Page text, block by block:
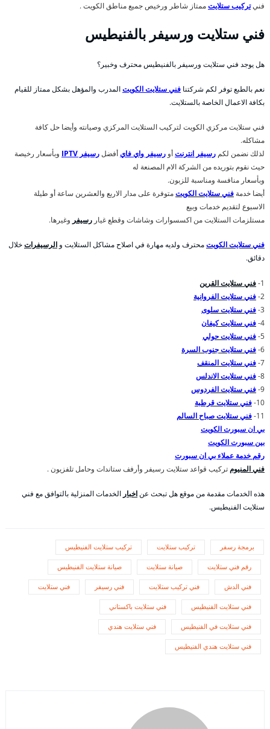
فنيتركيب ستلايتممتاز شاطر ورخيص جميع مناطق الكويت .
فني ستلايت ورسيفر بالفنيطيس
هل يوجد فني ستلايت ورسيفر بالفنيطيس محترف وخبير؟
نعم بالطبع توفر لكم شركتنا فني ستلايت الكويتالمدرب والمؤهل بشكل ممتاز للقيام
بكافة الاعمال الخاصة بالستلايت.
فني ستلايت مركزي الكويت لتركيب الستلايت المركزي وصيانته وأيضا حل كافة
مشاكله.
لذلك نضمن لكم رسيفر انترنتأو رسيفر واي فايأفضلرسيفر IPTV
وبأسعار رخيصة
حيث نقوم بتوريده من الشركة الام المصنعة له
وبأسعار منافسة ومناسبة للزبون.
أيضا خدمة فني ستلايت الكويتمتوفرة على مدار الاربع والعشرين ساعة أو طيلة
الاسبوع لتقديم خدمات وبيع
مستلزمات الستلايت من اكسسوارات وشاشات وقطع غيار رسيفر وغيرها.
فني ستلايت الكويتمحترف ولديه مهارة في اصلاح مشاكل الستلايت و الرسيفراتخلال
دقائق.
1- فني ستلايت القرين
2- فني ستلايت الفروانية
3- فني ستلايت سلوى
4- فني ستلايت كيفان
5- فني ستلايت حولي
6- فني ستلايت جنوب السرة
7- فني ستلايت المنقف
8- فني ستلايت الاندلس
9- فني ستلايت الفردوس
10- فني ستلايت قرطبة
11- فني ستلايت صباح السالم
بي ان سبورت الكويت
بين سبورت الكويت
رقم خدمة عملاء بي ان سبورت
فني المنيومتركيب قواعد ستلايت رسيفر وأرفف ستاندات وحامل تلفزيون .
هذه الخدمات مقدمة من موقع هل تبحث عناخبار الخدمات المنزلية بالتوافق مع فني
ستلايت الفنيطيس.
برمجة رسفر تركيب ستلايت تركيب ستلايت الفنيطيس
رقم فني ستلايت صيانة ستلايت صيانة ستلايت الفنيطيس
فني الدش فني تركيب ستلايت فني رسيفر فني ستلايت
فني ستلايت الفنيطيس فني ستلايت باكستاني
فني ستلايت في الفنيطيس فني ستلايت هندي
فني ستلايت هندي الفنيطيس